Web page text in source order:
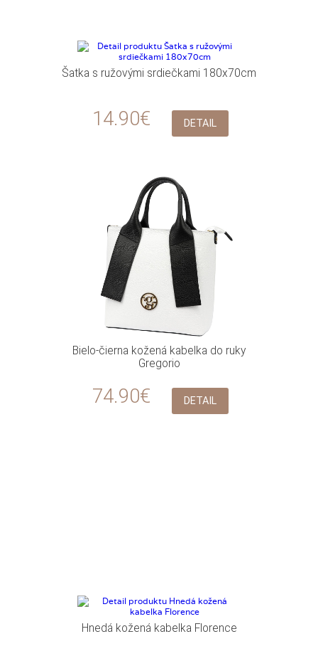
Šatka s ružovými srdiečkami 180x70cm
14.90€ DETAIL
Bielo-čierna kožená kabelka do ruky
Gregorio
74.90€ DETAIL
Hnedá kožená kabelka Florence